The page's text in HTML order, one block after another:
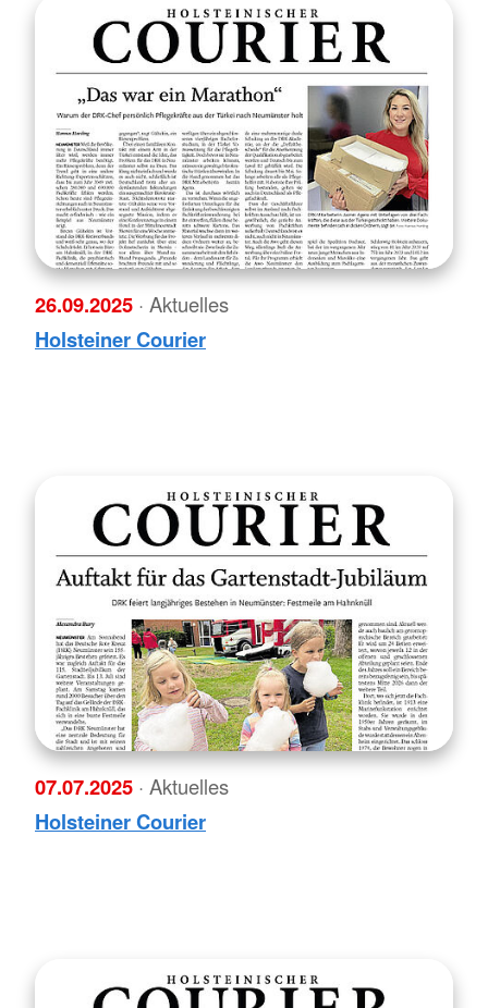
26.09.2025 · Aktuelles
Holsteiner Courier
07.07.2025 · Aktuelles
Holsteiner Courier